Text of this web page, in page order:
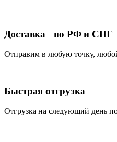
Доставка по РФ и СНГ
Отправим в любую точку,
Быстрая отгрузка
Отгрузка на следующий день